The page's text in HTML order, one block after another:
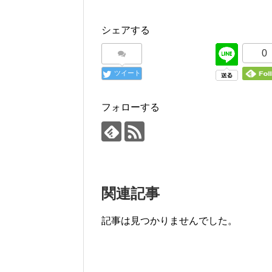
シェアする
ツイート
0
フォローする
関連記事
記事は見つかりませんでした。